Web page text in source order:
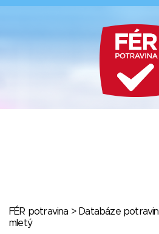
FÉR potravina > Databáze potravin
mletý